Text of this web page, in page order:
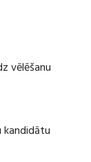
vēlēšanu
kandidātu